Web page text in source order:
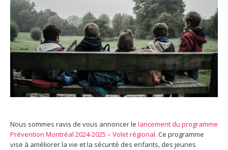
Nous sommes ravis de vous annoncer le lancement du programme
Prévention Montréal 2024-2025 – Volet régional. Ce programme
vise à améliorer la vie et la sécurité des enfants, des jeunes